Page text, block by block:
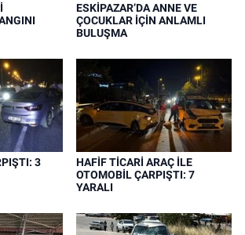
ESKİPAZAR’DA ANNE VE
ÇOCUKLAR İÇİN ANLAMLI
BULUŞMA
3
HAFİF TİCARİ ARAÇ İLE
OTOMOBİL ÇARPIŞTI: 7
YARALI